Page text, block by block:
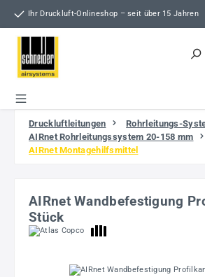
Zum Hauptinhalt springen
Ihr Druckluft-Onlineshop – seit über 15 Jahren
Druckluftleitungen
Rohrleitungs-
AIRnet Rohrleitungssystem 20-158 mm
AIRnet Montagehilfsmittel
AIRnet Wandbefestigung
Stück
Bildergalerie überspringen